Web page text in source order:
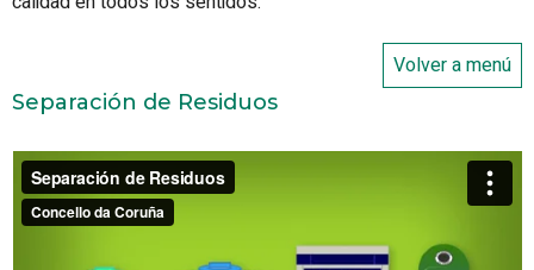
Volver a menú
Separación de Residuos